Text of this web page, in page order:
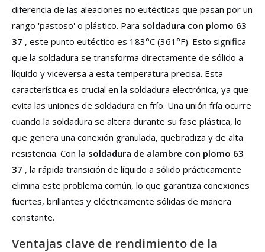
diferencia de las aleaciones no eutécticas que pasan por un
rango 'pastoso' o plástico. Para soldadura con plomo 63
37 , este punto eutéctico es 183°C (361°F). Esto significa
que la soldadura se transforma directamente de sólido a
líquido y viceversa a esta temperatura precisa. Esta
característica es crucial en la soldadura electrónica, ya que
evita las uniones de soldadura en frío. Una unión fría ocurre
cuando la soldadura se altera durante su fase plástica, lo
que genera una conexión granulada, quebradiza y de alta
resistencia. Con la soldadura de alambre con plomo 63
37 , la rápida transición de líquido a sólido prácticamente
elimina este problema común, lo que garantiza conexiones
fuertes, brillantes y eléctricamente sólidas de manera
constante.
Ventajas clave de rendimiento de la